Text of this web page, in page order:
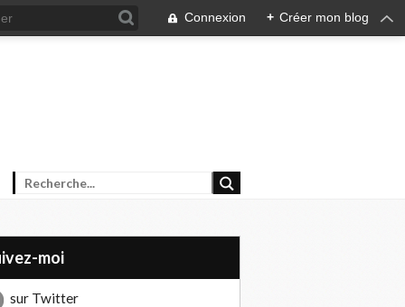
Connexion + Créer mon blog
moi
sur Twitter